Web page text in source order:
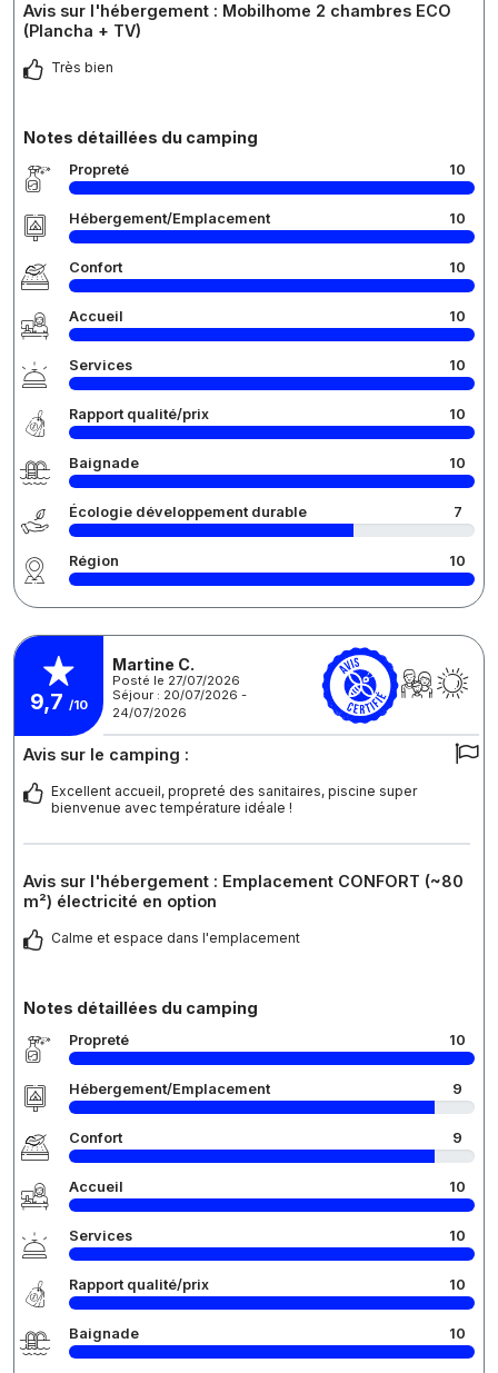
Avis sur l'hébergement : Mobilhome 2 chambres ECO
(Plancha + TV)
Très bien
Notes détaillées du camping
Propreté 10
Hébergement/Emplacement 10
Confort 10
Accueil 10
Services 10
Rapport qualité/prix 10
Baignade 10
Écologie développement durable 7
Région 10
9,7 /10
Martine C.
Posté le 27/07/2026
Séjour : 20/07/2026 -
24/07/2026
Avis sur le camping :
Excellent accueil, propreté des sanitaires, piscine super
bienvenue avec température idéale !
Avis sur l'hébergement : Emplacement CONFORT (~80
m²) électricité en option
Calme et espace dans l'emplacement
Notes détaillées du camping
Propreté 10
Hébergement/Emplacement 9
Confort 9
Accueil 10
Services 10
Rapport qualité/prix 10
Baignade 10